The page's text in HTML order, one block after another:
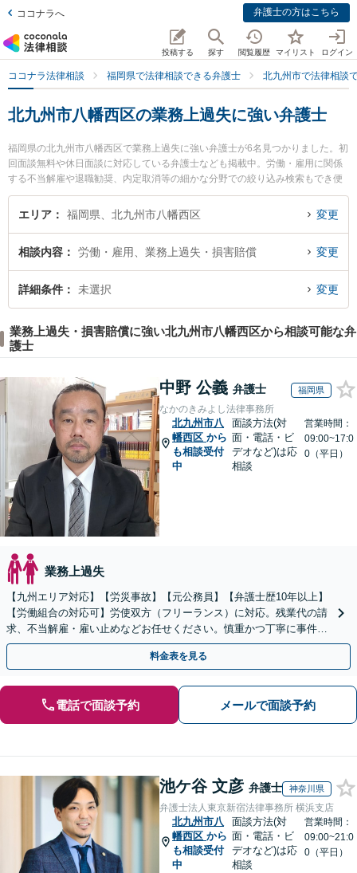
ココナラへ 弁護士の方はこちら
投稿する 探す 閲覧履歴 マイリスト ログイン
ココナラ法律相談 福岡県で法律相談できる弁護士 北九州市で法律相談
北九州市八幡西区の業務上過失に強い弁護士
福岡県の北九州市八幡西区で業務上過失に強い弁護士が6名見つかりました。初
回面談無料や休日面談に対応している弁護士なども掲載中。労働・雇用に関係
する不当解雇や退職勧奨、内定取消等の細かな分野での絞り込み検索もでき便
利です。特におばら総合法律事務所の小原 隆寛弁護士やおばら総合法律事務所
の堀尾 雅光弁護士、藤井綜合法律事務所の藤井 晋弁護士のプロフィール情報や
失のトラブル解決の実績豊富な近くの弁護士を検索したい』『初回相談無料で
業務上過失を法律相談できる北九州市八幡西区内の弁護士に相談予約したい』
などでお困りの相談者さんにおすすめです。
エリア 福岡県、北九州市八幡西区 変更
相談内容 労働・雇用、業務上過失・損害賠償 変更
詳細条件 未選択 変更
業務上過失・損害賠償に強い北九州市八幡西区から相談可能な弁
護士
中野 公義 弁護士 福岡県
なかのきみよし法律事務所
北九州市八
幡西区 から
も相談受付
中
面談方法(対
面・電話・ビ
デオなど)は応
相談
営業時間：
09:00~17:0
0（平日）
業務上過失
【九州エリア対応】【労災事故】【元公務員】【弁護士歴10年以上】
【労働組合の対応可】労使双方（フリーランス）に対応。残業代の請
求、不当解雇・雇い止めなどお任せください。慎重かつ丁寧に事件解
決へと進めます。
料金表を見る
電話で面談予約 メールで面談予約
池ケ谷 文彦 弁護士 神奈川県
弁護士法人東京新宿法律事務所 横浜支店
北九州市八
幡西区 から
も相談受付
中
面談方法(対
面・電話・ビ
デオなど)は応
相談
営業時間：
09:00~21:0
0（平日）